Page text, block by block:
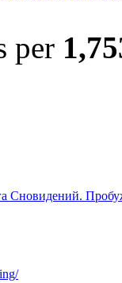
per
Сновидений.